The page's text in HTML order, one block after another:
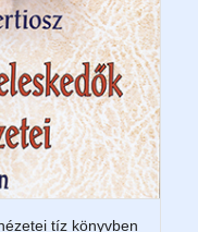
tíz könyvben